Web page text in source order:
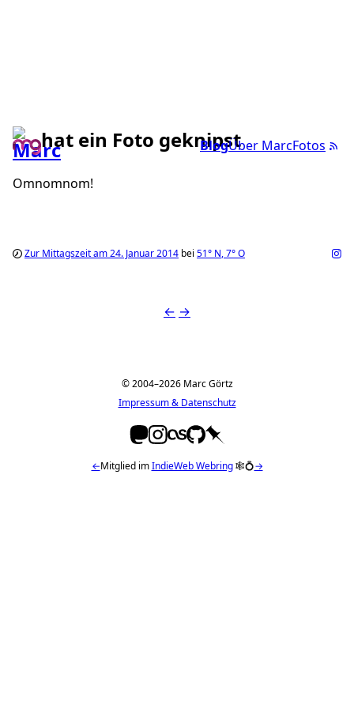
BlogÜber MarcFotos
hat ein Foto geknipst
Omnomnom!
Zur Mittagszeit am 24. Januar 2014 bei 51° N,7°O
← →
© 2004–2026 Marc Görtz
Impressum & Datenschutz
←Mitglied imIndieWeb Webring🕸💍→